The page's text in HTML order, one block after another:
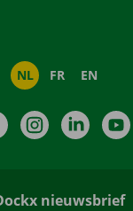
NL FR EN
FacebookInstagramLinkedIn
nieuwsbrief